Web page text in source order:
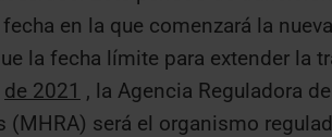
fecha en la que comenzará la
la fecha límite para extender la
de 2021 , la Agencia Reguladora
(MHRA) será el organismo